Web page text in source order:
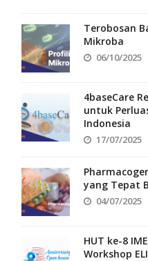
Terobosan
Mikroba
06/10/2025
4baseCare
untuk
Indonesia
17/07/2025
yang Tepat
04/07/2025
HUT ke-8
Workshop